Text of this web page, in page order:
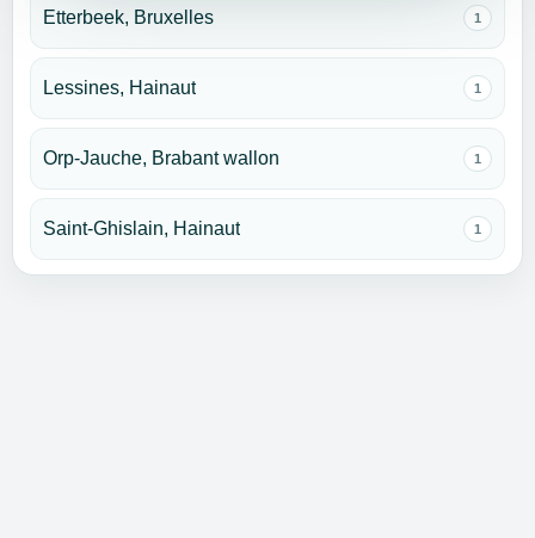
Etterbeek, Bruxelles 1
Lessines, Hainaut 1
Orp-Jauche, Brabant wallon 1
Saint-Ghislain, Hainaut 1